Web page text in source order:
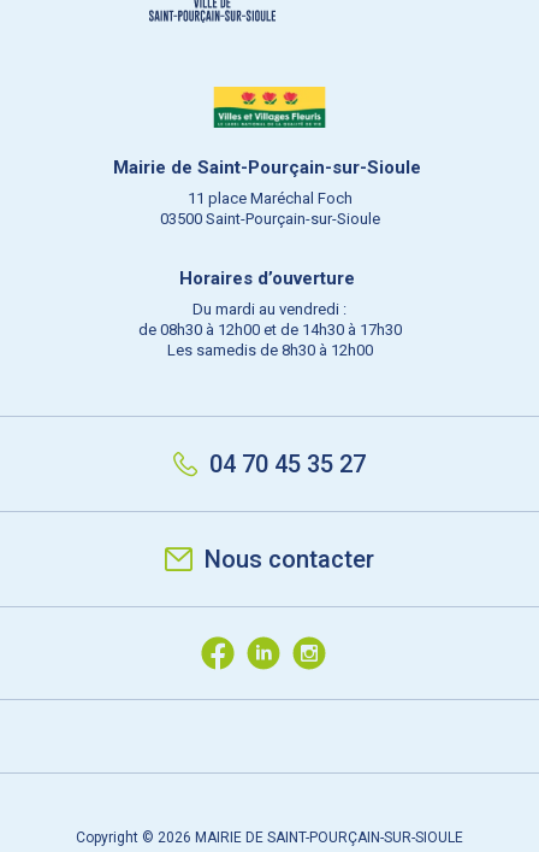
Mairie de Saint-Pourçain-sur-Sioule
11 place Maréchal Foch
03500 Saint-Pourçain-sur-Sioule
Horaires d’ouverture
Du mardi au vendredi :
de 08h30 à 12h00 et de 14h30 à 17h30
Les samedis de 8h30 à 12h00
04 70 45 35 27
Nous contacter
Copyright © 2026 MAIRIE DE SAINT-POURÇAIN-SUR-SIOULE